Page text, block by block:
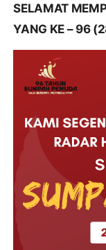
SELAMAT
YANG KE – 96